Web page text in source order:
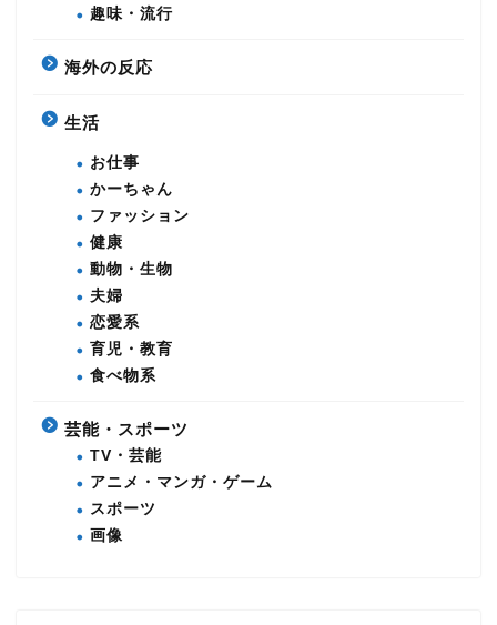
趣味・流行
海外の反応
生活
お仕事
かーちゃん
ファッション
健康
動物・生物
夫婦
恋愛系
育児・教育
食べ物系
芸能・スポーツ
TV・芸能
アニメ・マンガ・ゲーム
スポーツ
画像